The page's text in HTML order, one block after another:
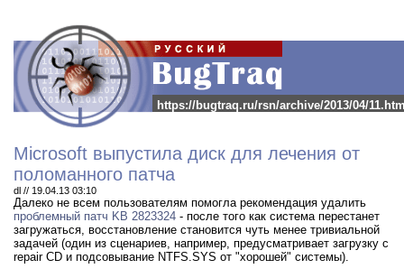
https://bugtraq.ru/rsn/archive/2013/04/
Microsoft выпустила диск для лечения от
поломанного патча
dl // 19.04.13 03:10
Далеко не всем пользователям помогла рекомендация удалить
проблемный патч KB 2823324 - после того как система перестанет
загружаться, восстановление становится чуть менее тривиальной
задачей (один из сценариев, например, предусматривает загрузку с
repair CD и подсовывание NTFS.SYS от "хорошей" системы).